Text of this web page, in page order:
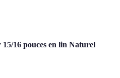
16 pouces en lin Naturel